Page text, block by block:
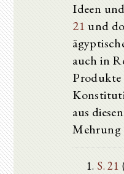
Ideen
21 und
auch in
aus
Mehrung
S. 21